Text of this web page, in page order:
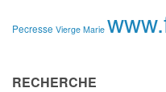
Pecresse Vierge Marie
RECHERCHE